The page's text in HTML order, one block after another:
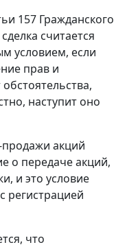
157 Гражданского
считается
условием, если
прав и
наступит оно
продажи акций
о передаче акций,
и это условие
регистрацией
что